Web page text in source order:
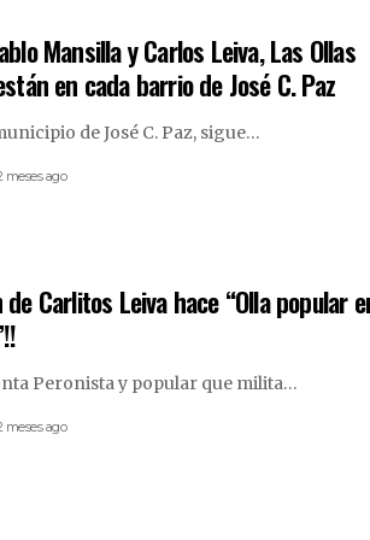
Mansilla y Carlos Leiva, Las Ollas
en cada barrio de José C. Paz
de José C. Paz, sigue…
meses ago
Carlitos Leiva hace “Olla popular
Peronista y popular que milita…
meses ago